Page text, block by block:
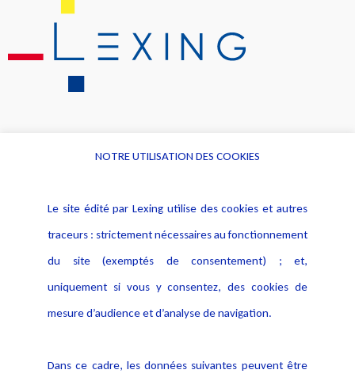
Alerte professionnelle
Déclaration d'accessibilité
Notice Légale
Politique de protection des
données
Publications
NOTRE UTILISATION DES COOKIES
Le site édité par Lexing utilise des cookies et autres
traceurs : strictement nécessaires au fonctionnement
du site (exemptés de consentement) ; et,
uniquement si vous y consentez, des cookies de
mesure d’audience et d’analyse de navigation.
Dans ce cadre, les données suivantes peuvent être